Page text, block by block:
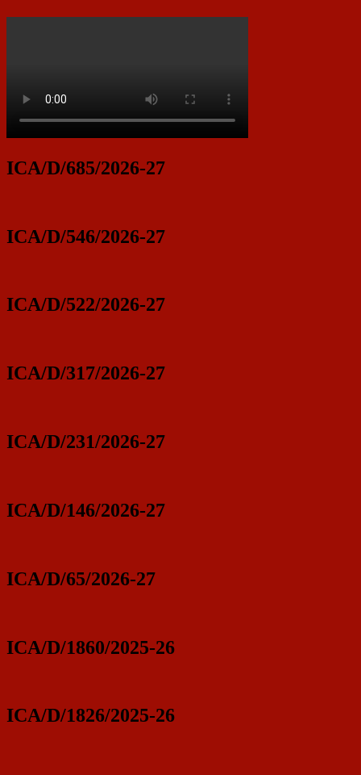
ICA/D/685/2026-27
ICA/D/546/2026-27
ICA/D/522/2026-27
ICA/D/317/2026-27
ICA/D/231/2026-27
ICA/D/146/2026-27
ICA/D/65/2026-27
ICA/D/1860/2025-26
ICA/D/1826/2025-26